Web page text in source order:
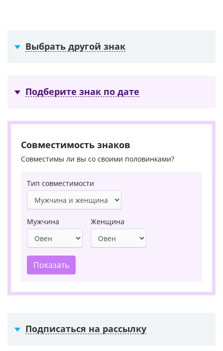
Выбрать другой знак
Подберите знак по дате
Совместимость знаков
Совместимы ли вы со своими половинками?
Тип совместимости
Мужчина Женщина
Показать
Подписаться на рассылку